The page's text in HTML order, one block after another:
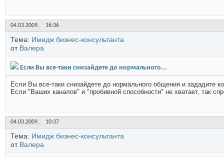
04.03.2009, 16:36
Тема: Имидж бизнес-консультанта
от Валера
Если Вы все-таки снизайдете до нормального...
Если Вы все-таки снизайдете до нормального общения и зададите
Если "Ваших каналов" и "пробивной способности" не хватает, так
04.03.2009, 10:37
Тема: Имидж бизнес-консультанта
от Валера